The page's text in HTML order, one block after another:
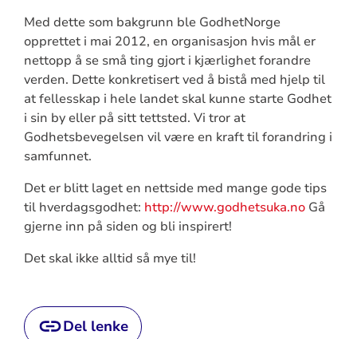
Med dette som bakgrunn ble GodhetNorge
opprettet i mai 2012, en organisasjon hvis mål er
nettopp å se små ting gjort i kjærlighet forandre
verden. Dette konkretisert ved å bistå med hjelp til
at fellesskap i hele landet skal kunne starte Godhet
i sin by eller på sitt tettsted. Vi tror at
Godhetsbevegelsen vil være en kraft til forandring i
samfunnet.
Det er blitt laget en nettside med mange gode tips
til hverdagsgodhet: http://www.godhetsuka.noGå
gjerne inn på siden og bli inspirert!
Det skal ikke alltid så mye til!
Del lenke